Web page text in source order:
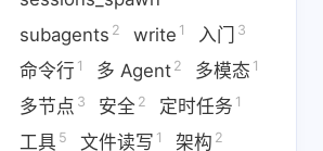
语音1
subagents 2 write 1 入门 3
命令行 1 多 Agent 2 多模态 1
多节点 3 安全 2 定时任务 1
工具 5 文件读写 1 架构 2